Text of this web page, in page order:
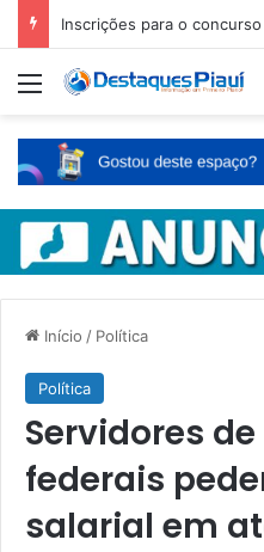
Menu
Início / Política
Política
Servidores
federais
salarial em